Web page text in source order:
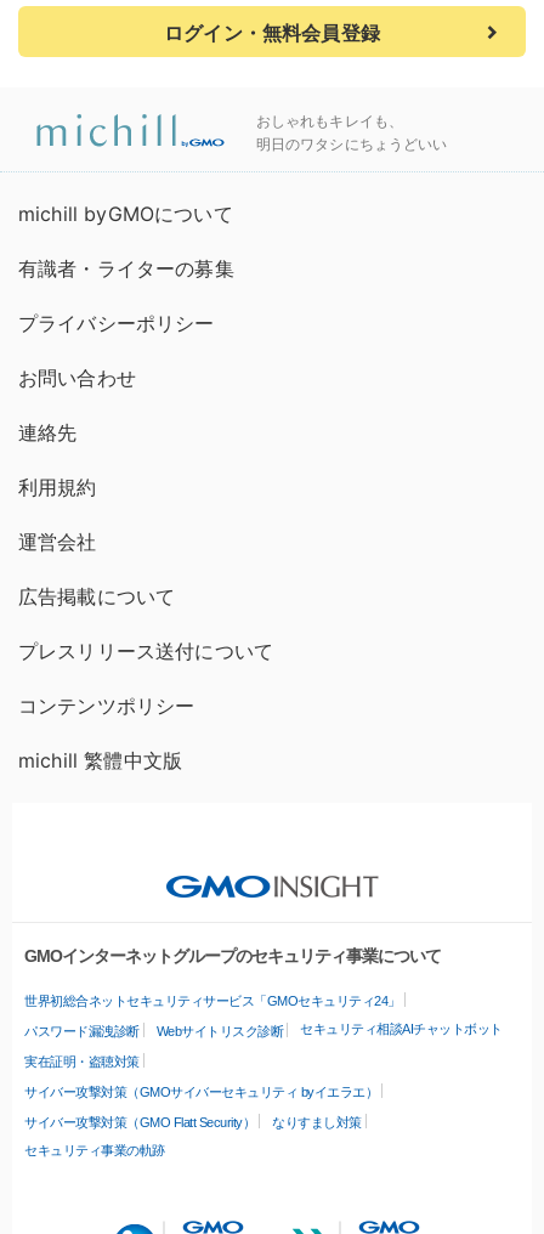
ログイン・無料会員登録
おしゃれもキレイも、
明日のワタシにちょうどいい
michill byGMOについて
有識者・ライターの募集
プライバシーポリシー
お問い合わせ
連絡先
利用規約
運営会社
広告掲載について
プレスリリース送付について
コンテンツポリシー
michill 繁體中文版
GMOインターネットグループのセキュリティ事業について
世界初総合ネットセキュリティサービス「GMOセキュリティ24」
パスワード漏洩診断 Webサイトリスク診断 セキュリティ相談AIチャットボット
実在証明・盗聴対策
サイバー攻撃対策（GMOサイバーセキュリティ byイエラエ）
サイバー攻撃対策（GMO Flatt Security）
なりすまし対策
セキュリティ事業の軌跡